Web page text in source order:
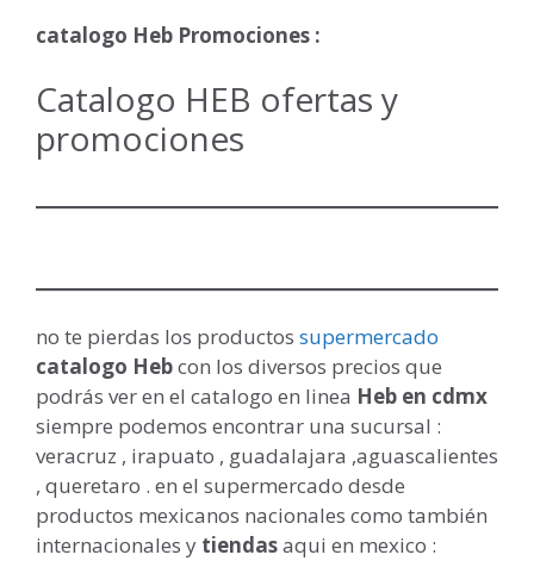
catalogo Heb Promociones :
Catalogo HEB ofertas y
promociones
no te pierdas los productos supermercado
catalogo Hebcon los diversos precios que
podrás ver en el catalogo en linea Heb en cdmx
siempre podemos encontrar una sucursal :
veracruz , irapuato , guadalajara ,aguascalientes
, queretaro . en el supermercado desde
productos mexicanos nacionales como también
internacionales y tiendasaqui en mexico :